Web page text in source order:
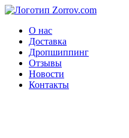
О нас
Доставка
Дропшиппинг
Отзывы
Новости
Контакты